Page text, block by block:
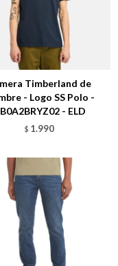
Timberland de
- Logo SS Polo -
- ELD
$ 1.990